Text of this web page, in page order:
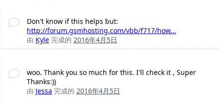
Don't know if this helps but:
http://forum.gsmhosting.com/vbb/f717/how...
由 Kyle 完成的 2016年4月5日
woo. Thank you so much for this. I'll check it , Super
Thanks:))
由 Jessa 完成的 2016年4月5日